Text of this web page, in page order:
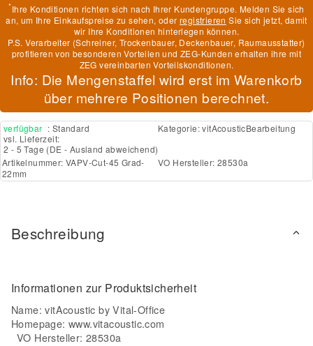
*Ihre Konditionen richten sich nach Ihrer Kundengruppe. Melden Sie sich
an, um Ihre Einkaufspreise zu sehen, oderregistrieren Sie sich jetzt, damit
wir Ihre Konditionen hinterlegen können.
P.S. Verarbeiter (Schreiner, Trockenbauer, Deckenbauer, Raumausstatter)
profitieren von besonderen Vorteilen und ZEG-Kunden erhalten ihre mit
ZEG vereinbarten Vorteilskonditionen.
Info: Die Mengenstaffel wird erst im Warenkorb
über mehrere Positionen berechnet.
verfügbar : Standard
vsl. Lieferzeit:
2 - 5 Tage (DE - Ausland abweichend)
Kategorie:vitAcousticBearbeitung
Artikelnummer: VAPV-Cut-45 Grad-
22mm
VO Hersteller: 28530a
Beschreibung
Informationen zur Produktsicherheit
Name: vitAcoustic by Vital-Office
Homepage:www.vitacoustic.com
VO Hersteller: 28530a